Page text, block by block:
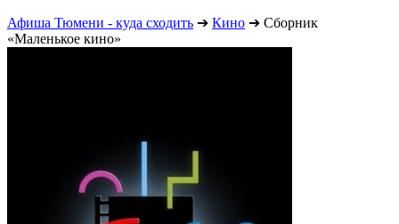
Афиша Тюмени - куда сходить ➔ Кино ➔ Сборник
«Маленькое кино»